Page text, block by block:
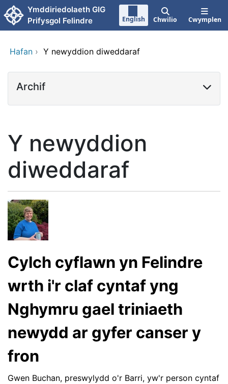
Neidio i'r prif gynnwy
Ymddiriedolaeth GIG
Prifysgol Felindre
English Chwilio Cwymplen
Hafan › Y newyddion diweddaraf
Archif
Y newyddion
diweddaraf
Cylch cyflawn yn Felindre
wrth i'r claf cyntaf yng
Nghymru gael triniaeth
newydd ar gyfer canser y
fron
Gwen Buchan, preswylydd o'r Barri, yw'r person cyntaf